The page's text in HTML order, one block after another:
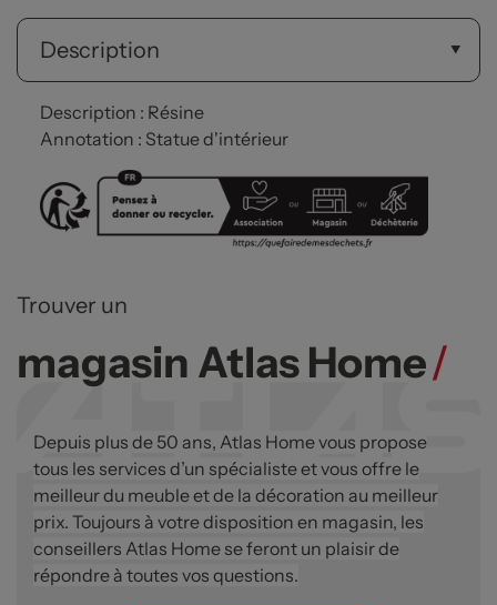
Description
Description : Résine
Annotation : Statue d'intérieur
Trouver un
magasin Atlas Home/
Depuis plus de 50 ans, Atlas Home vous propose
tous les services d’un spécialiste et vous offre le
meilleur du meuble et de la décoration au meilleur
prix. Toujours à votre disposition en magasin, les
conseillers Atlas Home se feront un plaisir de
répondre à toutes vos questions.